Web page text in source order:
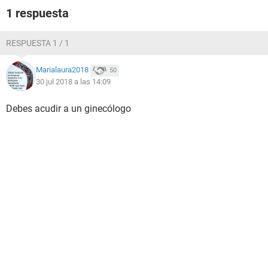
1 respuesta
RESPUESTA 1 / 1
Marialaura2018 50
30 jul 2018 a las 14:09
Debes acudir a un ginecólogo